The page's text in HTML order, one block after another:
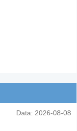
Data: 2026-08-08